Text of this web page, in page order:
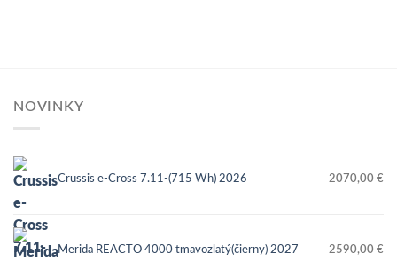
NOVINKY
Crussis e-Cross 7.11-(715 Wh) 2026 2070,00 €
Merida REACTO 4000 tmavozlatý(čierny) 2027 2590,00 €